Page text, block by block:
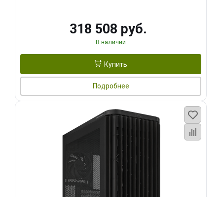
318 508 руб.
В наличии
Купить
Подробнее